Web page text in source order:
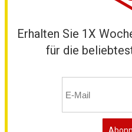
Erhalten Sie 1X
für die